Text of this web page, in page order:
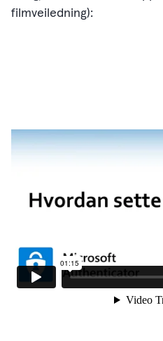
filmveiledning):